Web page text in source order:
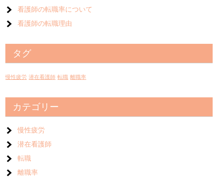
看護師の転職率について
看護師の転職理由
タグ
慢性疲労 潜在看護師 転職 離職率
カテゴリー
慢性疲労
潜在看護師
転職
離職率